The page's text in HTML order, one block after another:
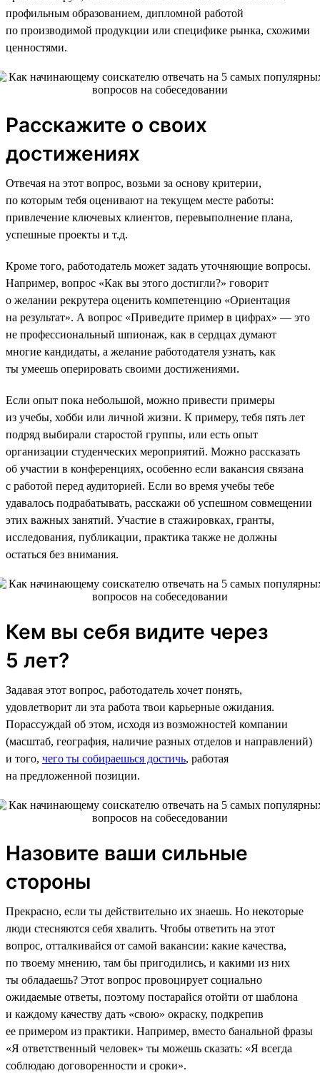
профильным образованием, дипломной работой
по производимой продукции или специфике рынка, схожими
ценностями.
Расскажите о своих
достижениях
Отвечая на этот вопрос, возьми за основу критерии,
по которым тебя оценивают на текущем месте работы:
привлечение ключевых клиентов, перевыполнение плана,
успешные проекты и т.д.
Кроме того, работодатель может задать уточняющие вопросы.
Например, вопрос «Как вы этого достигли?» говорит
о желании рекрутера оценить компетенцию «Ориентация
на результат». А вопрос «Приведите пример в цифрах» — это
не профессиональный шпионаж, как в сердцах думают
многие кандидаты, а желание работодателя узнать, как
ты умеешь оперировать своими достижениями.
Если опыт пока небольшой, можно привести примеры
из учебы, хобби или личной жизни. К примеру, тебя пять лет
подряд выбирали старостой группы, или есть опыт
организации студенческих мероприятий. Можно рассказать
об участии в конференциях, особенно если вакансия связана
с работой перед аудиторией. Если во время учебы тебе
удавалось подрабатывать, расскажи об успешном совмещении
этих важных занятий. Участие в стажировках, гранты,
исследования, публикации, практика также не должны
остаться без внимания.
Кем вы себя видите через
5 лет?
Задавая этот вопрос, работодатель хочет понять,
удовлетворит ли эта работа твои карьерные ожидания.
Порассуждай об этом, исходя из возможностей компании
(масштаб, география, наличие разных отделов и направлений)
и того, чего ты собираешься достичь, работая
на предложенной позиции.
Назовите ваши сильные
стороны
Прекрасно, если ты действительно их знаешь. Но некоторые
люди стесняются себя хвалить. Чтобы ответить на этот
вопрос, отталкивайся от самой вакансии: какие качества,
по твоему мнению, там бы пригодились, и какими из них
ты обладаешь? Этот вопрос провоцирует социально
ожидаемые ответы, поэтому постарайся отойти от шаблона
и каждому качеству дать «свою» окраску, подкрепив
ее примером из практики. Например, вместо банальной фразы
«Я ответственный человек» ты можешь сказать: «Я всегда
соблюдаю договоренности и сроки».